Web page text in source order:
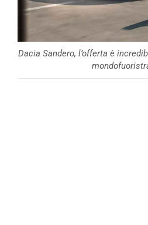
Dacia Sandero, l’offerta è